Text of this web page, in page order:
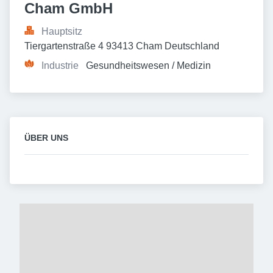
Cham GmbH
Hauptsitz
Tiergartenstraße 4 93413 Cham Deutschland
Industrie
Gesundheitswesen / Medizin
ÜBER UNS